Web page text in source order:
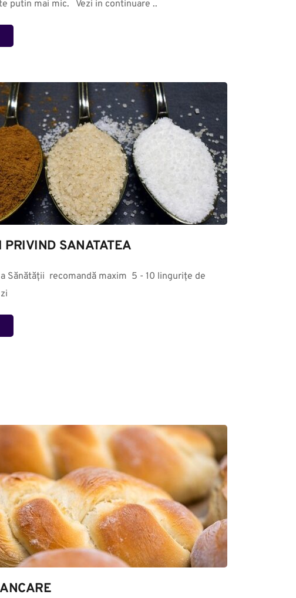
putin mai mic.   Vezi in continuare ..
PRIVIND SANATATEA
Sănătății  recomandă maxim  5 - 10 lingurițe de